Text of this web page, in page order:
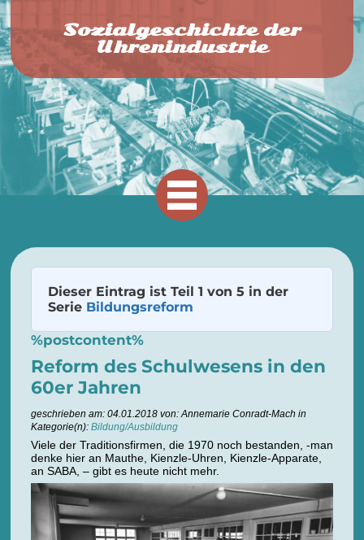
Sozialgeschichte der
Uhrenindustrie
Dieser Eintrag ist Teil 1 von 5 in der
Serie Bildungsreform
%postcontent%
Reform des Schulwesens in den
60er Jahren
geschrieben am: 04.01.2018 von: Annemarie Conradt-Mach in
Kategorie(n): Bildung/Ausbildung
Viele der Traditionsfirmen, die 1970 noch bestanden, -man
denke hier an Mauthe, Kienzle-Uhren, Kienzle-Apparate,
an SABA, – gibt es heute nicht mehr.